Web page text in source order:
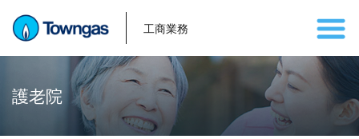
工商業務
護老院